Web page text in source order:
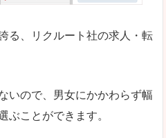
ア職への転職をお考えの方は、こ
求人においては、ほかにない専門
る、リクルート社の求人・転
いので、男女にかかわらず幅
ぶことができます。